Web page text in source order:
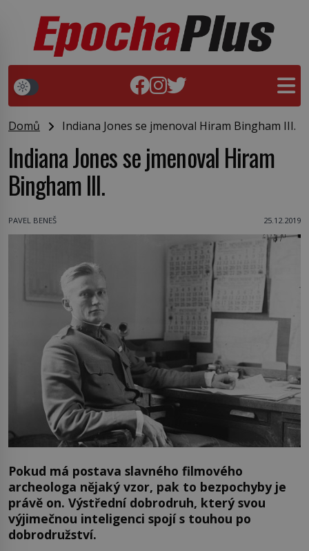
Domů Indiana Jones se jmenoval Hiram Bingham III.
Indiana Jones se jmenoval Hiram
Bingham III.
PAVEL BENEŠ 25.12.2019
Pokud má postava slavného filmového
archeologa nějaký vzor, pak to bezpochyby je
právě on. Výstřední dobrodruh, který svou
výjimečnou inteligenci spojí s touhou po
dobrodružství.